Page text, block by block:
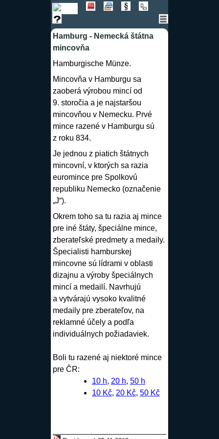
Hamburg - Nemecká štátna
mincovňa
Hamburgische Münze.
Mincovňa v Hamburgu sa
zaoberá výrobou mincí od
9. storočia a je najstaršou
mincovňou v Nemecku. Prvé
mince razené v Hamburgu sú
z roku 834.
Je jednou z piatich štátnych
mincovní, v ktorých sa razia
euromince pre Spolkovú
republiku Nemecko (označenie
„J“).
Okrem toho sa tu razia aj mince
pre iné štáty, špeciálne mince,
zberateľské predmety a medaily.
Špecialisti hamburskej
mincovne sú lídrami v oblasti
dizajnu a výroby špeciálnych
mincí a medailí. Navrhujú
a vytvárajú vysoko kvalitné
medaily pre zberateľov, na
reklamné účely a podľa
individuálnych požiadaviek.
Boli tu razené aj niektoré mince
pre ČR:
10 h, 20 h, 50 h
10 Kč, 20 Kč, 50 Kč